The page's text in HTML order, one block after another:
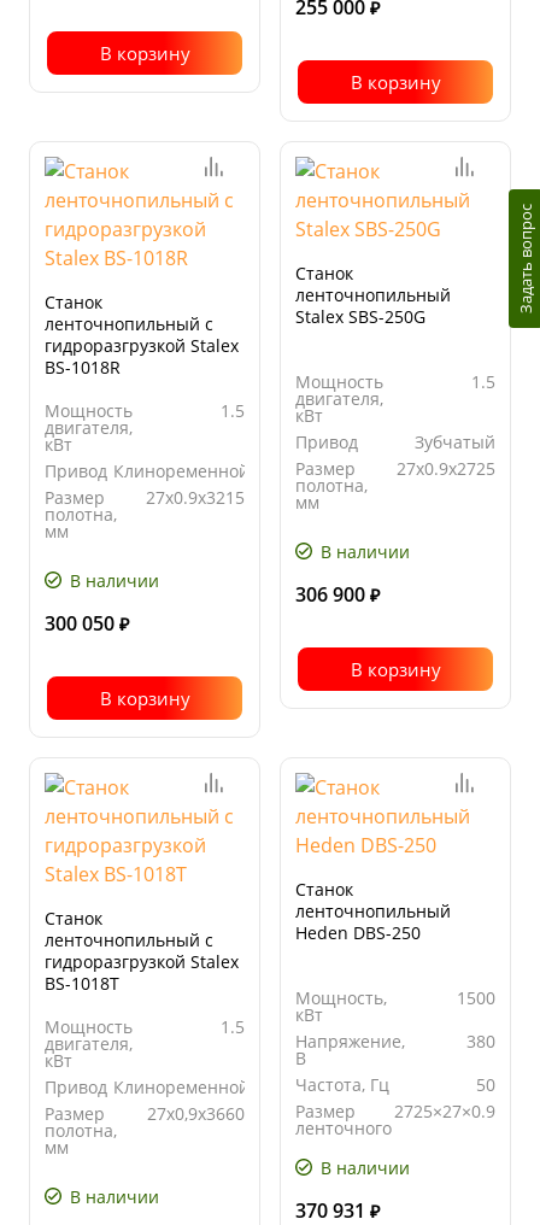
В корзину
255 000 ₽
В корзину
Станок
ленточнопильный с
гидроразгрузкой Stalex
BS-1018R
Мощность
двигателя,
кВт
1.5
Привод Клиноременной
Размер
полотна,
мм
27x0.9x3215
поворота
В наличии
300 050 ₽
В корзину
Станок
ленточнопильный
Stalex SBS-250G
Мощность
двигателя,
кВт
1.5
Привод
Зубчатый
Размер
полотна,
мм
27x0.9x2725
поворота
В наличии
306 900 ₽
В корзину
Станок
ленточнопильный с
гидроразгрузкой Stalex
BS-1018Т
Мощность
двигателя,
кВт
1.5
Привод Клиноременной
Размер
полотна,
мм
27х0,9х3660
поворота
В наличии
Станок
ленточнопильный
Heden DBS-250
Мощность,
кВт
1500
Напряжение,
В
380
Частота, Гц
50
Размер
ленточного
мм
2725×27×0.9
В наличии
370 931 ₽
Задать вопрос